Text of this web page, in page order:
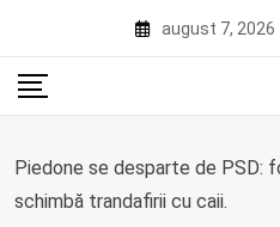
content
august 7, 2026
Piedone se desparte de PSD:
schimbă trandafirii cu caii.